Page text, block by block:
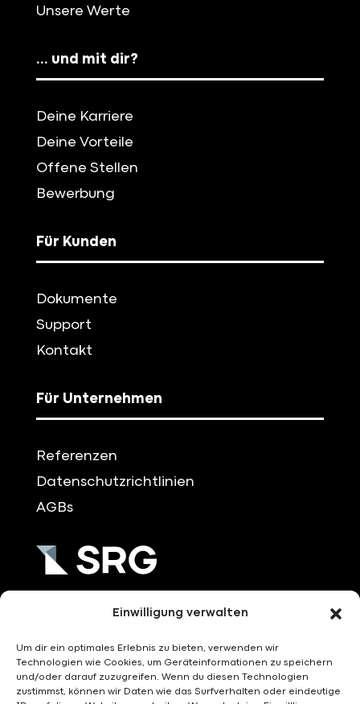
Einwilligung verwalten
Um dir ein optimales Erlebnis zu bieten, verwenden wir
Technologien wie Cookies, um Geräteinformationen zu speichern
und/oder darauf zuzugreifen. Wenn du diesen Technologien
zustimmst, können wir Daten wie das Surfverhalten oder eindeutige
Unsere Werte
… und mit dir?
Deine Karriere
Deine Vorteile
Offene Stellen
Bewerbung
Für Kunden
Dokumente
Support
Kontakt
Für Unternehmen
Referenzen
Datenschutzrichtlinien
AGBs
+49 (0)751/3704-0
info@srg-rv.de